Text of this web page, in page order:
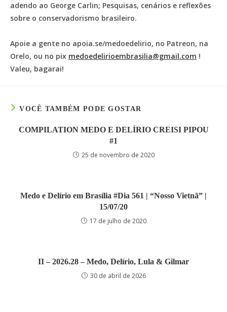
adendo ao George Carlin; Pesquisas, cenários e reflexões
sobre o conservadorismo brasileiro.
Apoie a gente no apoia.se/medoedelirio, no Patreon, na
Orelo, ou no pix medoedelirioembrasilia@gmail.com !
Valeu, bagarai!
VOCÊ TAMBÉM PODE GOSTAR
COMPILATION MEDO E DELÍRIO CREISI PIPOU
#1
25 de novembro de 2020
Medo e Delírio em Brasília #Dia 561 | “Nosso Vietnã” |
15/07/20
17 de julho de 2020
II – 2026.28 – Medo, Delírio, Lula & Gilmar
30 de abril de 2026